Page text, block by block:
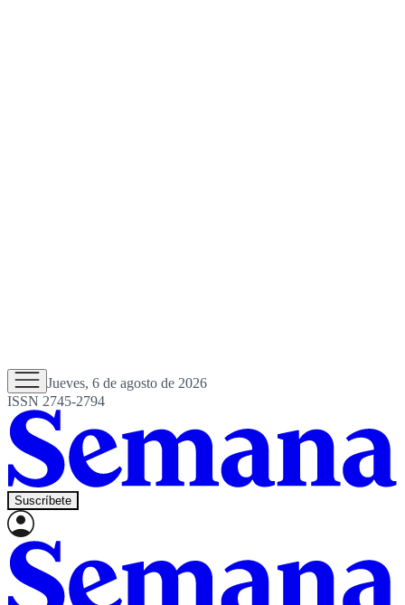
Jueves, 6 de agosto de 2026
ISSN 2745-2794
Suscríbete